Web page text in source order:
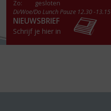
Zo:
gesloten
Di/Woe/Do Lunch Pauze 12.30 -13.15
NIEUWSBRIEF
Schrijf je hier in